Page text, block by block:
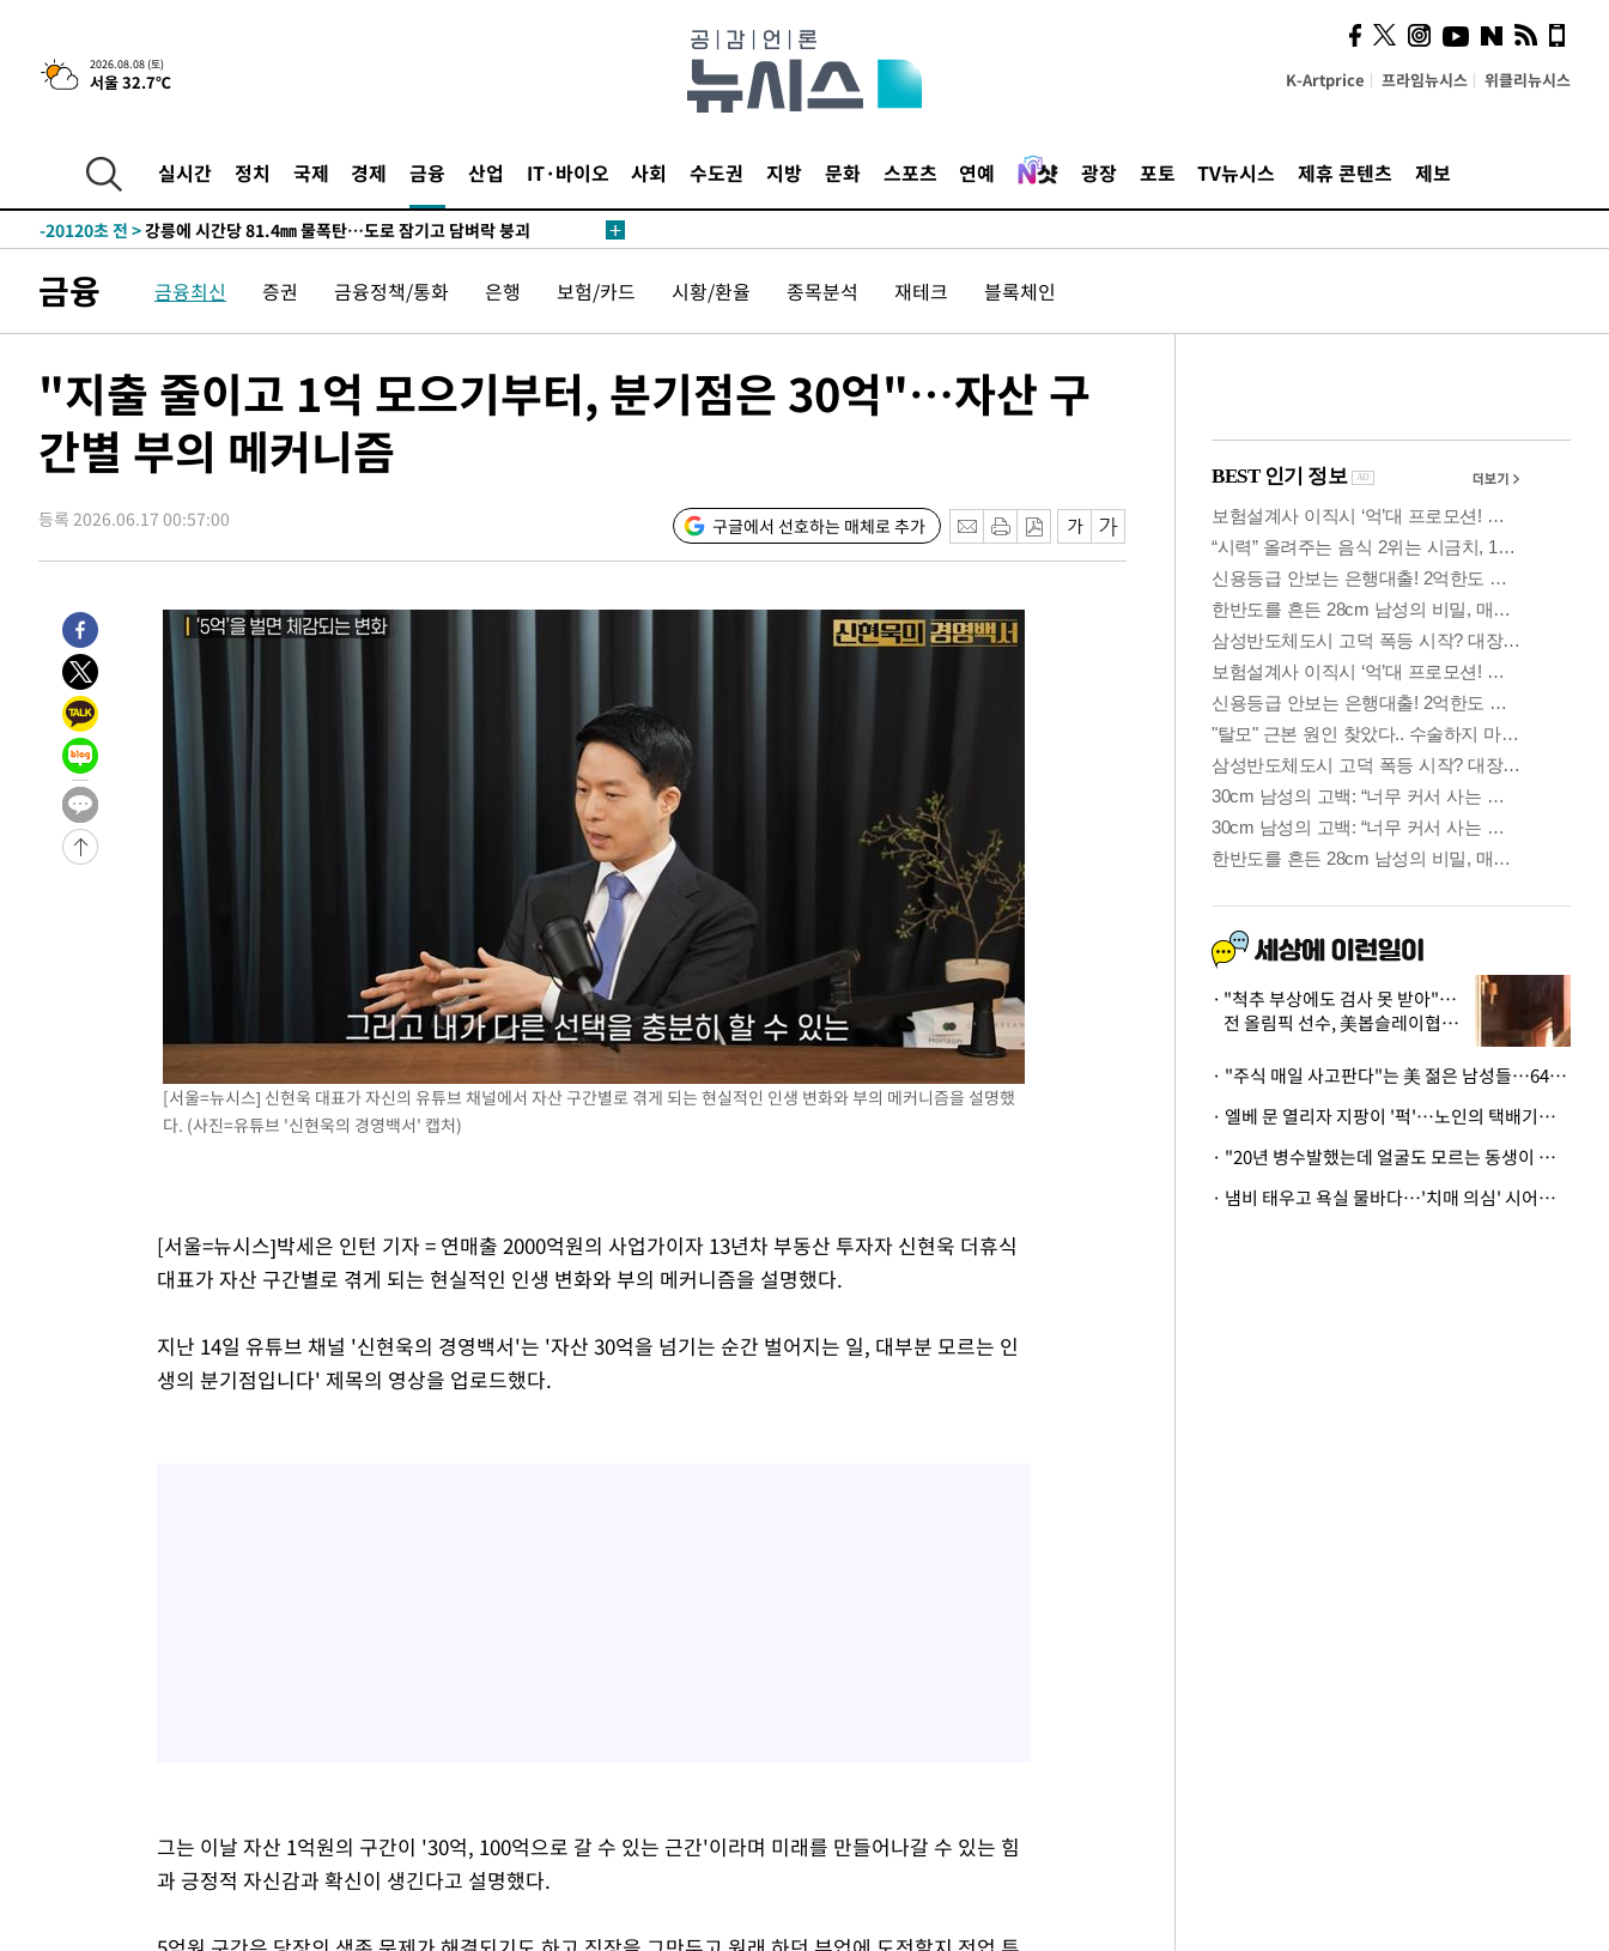
2026.08.08 (토)
서울 32.7℃ K-Artprice 프라임뉴시스 위클리뉴시스
실시간 정치 국제 경제 금융 산업 IT·바이오 사회 수도권 지방 문화 스포츠 연예 광장 포토 TV뉴시스 제휴 콘텐츠 제보
-28154초 전 >낮 최고 35도 '무더위'…동해안 시간당 30㎜ '강한 비'[내일날씨]
-26175초 전 >
온열질환 사망자 3명 늘어…누적 환자 3000명 돌파
-20120초 전 >강릉에 시간당 81.4㎜ 물폭탄…도로 잠기고 담벼락 붕괴
-16227초 전 >백운산서 80년근 천종산삼 9뿌리 발견…감정가 1.3억원
-11471초 전 >
남자 농구, 나고야 아시안게임서 '홈팀' 일본과 한일전
-10847초 전 >여수 오동도 해상서 모터보트 전복…1명 사망·1명 실종
-7074초 전 > 극한폭염 한풀 꺾이지만…'낮 최고 35도' 무더위, 열대야 계속[다음
주 날씨]
-4092초 전 >축구협회 "압수수색·성접대 논란 사과…쇄신의 기회로 삼겠다"
-2609초 전 >
[속보]'압수수색·성접대 논란' 축구협회 "실망과 걱정 안겨드려 죄
송"
2시간 전 >'최고 37도' 폭염 지속…강원동해안 최대 150㎜ 비
수도권 40도 육박 '펄펄'…동해안 일부 지역엔 호의주의보
-26175초 전 >
온열질환 사망자 3명 늘어…누적 환자 3000명 돌파
-20120초 전 >
강릉에 시간당 81.4㎜ 물폭탄…도로 잠기고 담벼락 붕괴
-16227초 전 >
백운산서 80년근 천종산삼 9뿌리 발견…감정가 1.3억원
-13937초 전 >
선재도서 해루질 나섰다 실종 60대, 닷새 만에 숨진 채 발견
-11471초 전 >
-10847초 전 >
여수 오동도 해상서 모터보트 전복…1명 사망·1명 실종
-7074초 전 >
극한폭염 한풀 꺾이지만…'낮 최고 35도' 무더위, 열대야 계속[다음
주 날씨]
축구협회 "압수수색·성접대 논란 사과…쇄신의 기회로 삼겠다"
[속보]'압수수색·성접대 논란' 축구협회 "실망과 걱정 안겨드려 죄
[속보]뉴욕증시 상승 마감…S&P 0.6% 나스닥 1.3%↑
금융 금융최신 증권 금융정책/통화 은행 보험/카드 시황/환율 종목분석 재테크 블록체인
"지출 줄이고 1억 모으기부터, 분기점은 30억"…자산 구
간별 부의 메커니즘
등록 2026.06.17 00:57:00 구글에서 선호하는 매체로 추가
[서울=뉴시스] 신현욱 대표가 자신의 유튜브 채널에서 자산 구간별로 겪게 되는 현실적인 인생 변화와 부의 메커니즘을 설명했
다. (사진=유튜브 '신현욱의 경영백서' 캡처)
[서울=뉴시스]박세은 인턴 기자 = 연매출 2000억원의 사업가이자 13년차 부동산 투자자 신현욱 더휴식
대표가 자산 구간별로 겪게 되는 현실적인 인생 변화와 부의 메커니즘을 설명했다.
지난 14일 유튜브 채널 '신현욱의 경영백서'는 '자산 30억을 넘기는 순간 벌어지는 일, 대부분 모르는 인
생의 분기점입니다' 제목의 영상을 업로드했다.
그는 이날 자산 1억원의 구간이 '30억, 100억으로 갈 수 있는 근간'이라며 미래를 만들어나갈 수 있는 힘
과 긍정적 자신감과 확신이 생긴다고 설명했다.
사이 해답 찾았죠"…알을
깨고 나온 '초자아'
"척추 부상에도 검사 못 받아"…
전 올림픽 선수, 美봅슬레이협회
· "주식 매일 사고판다"는 美 젊은 남성들…64%가 "나는 인생의 패배자“
· 엘베 문 열리자 지팡이 '퍽'…노인의 택배기사 폭행 이유
· "20년 병수발했는데 얼굴도 모르는 동생이 유산 절반을"…배다른 형제 상속권 있을까
· 냄비 태우고 욕실 물바다…'치매 의심' 시어머니 검사 권유했다가 '날벼락'